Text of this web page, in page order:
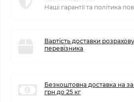
Наші гарантії та політика
Вартість доставки
перевізника
Безкоштовна доставка на
грн до 25 кг